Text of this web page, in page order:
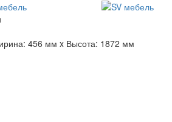
456 мм x Высота: 1872 мм